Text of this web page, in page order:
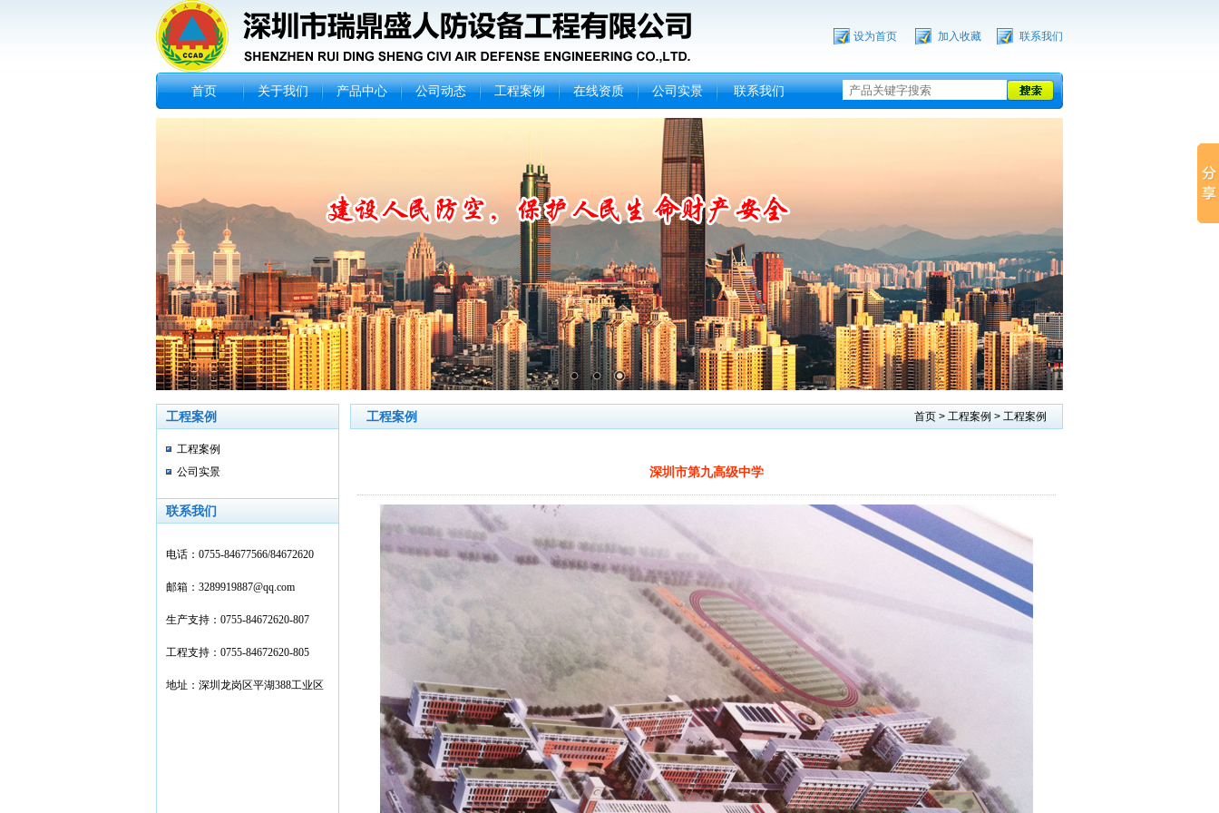
设为首页 加入收藏 联系我们
首页 关于我们 产品中心 公司动态 工程案例 在线资质 公司实景 联系我们
工程案例
工程案例
公司实景
联系我们
电话： 0755-84677566/84672620
邮箱：3289919887@qq.com
生产支持：0755-84672620-807
工程支持：0755-84672620-805
地址：深圳龙岗区平湖388工业区
工程案例 首页 > 工程案例 > 工程案例
深圳市第九高级中学